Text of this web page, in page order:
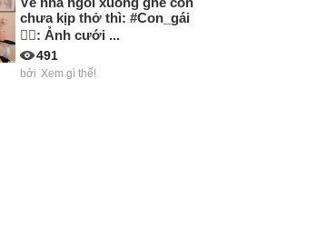
chưa kịp thở thì: #Con_gái
🤷‍♀️: Ảnh cưới ...
491
bởi Xem gì thế!